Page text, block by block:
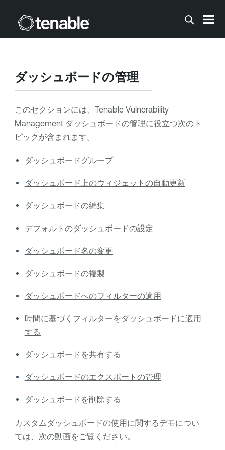
メインコンテンツに移動する
ダッシュボードの管理
このセクションには、 Tenable Vulnerability
Managementダッシュボードの管理に役立つ次のト
ピックが含まれます。
ダッシュボードグループ
ダッシュボード上のウィジェットの自動更新
ダッシュボードの編集
デフォルトのダッシュボードの設定
ダッシュボード名の変更
ダッシュボードの複製
ダッシュボードへのフィルターの適用
時間に基づくフィルターをダッシュボードに適用
する
ダッシュボードを共有する
ダッシュボードのエクスポートの管理
ダッシュボードを削除する
カスタムダッシュボードの使用に関するデモについ
ては、次の動画をご覧ください。